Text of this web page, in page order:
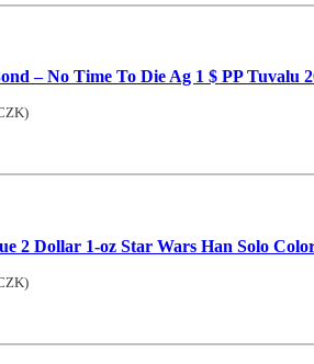
– No Time To Die Ag 1 $ PP Tuvalu
)
2 Dollar 1-oz Star Wars Han Solo
)